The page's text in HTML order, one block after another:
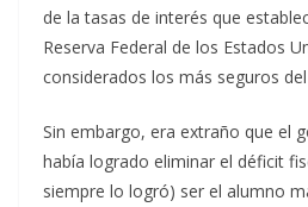
de la tasas de interés que
Reserva Federal de los Estados
considerados los más seguros
Sin embargo, era extraño que el
había logrado eliminar el déficit
siempre lo logró) ser el alumno